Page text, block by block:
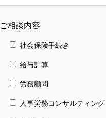
ご相談内容
社会保険手続き
給与計算
労務顧問
人事労務コンサルティング